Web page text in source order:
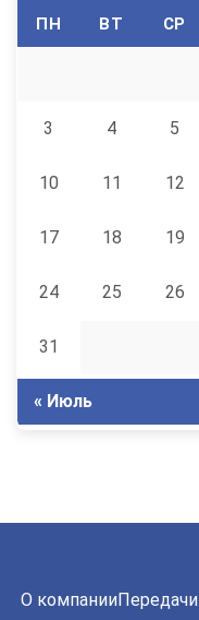
ПН ВТ СР
3 4 5
10 11 12
17 18 19
24 25 26
31
« Июль
О компанииПередачи